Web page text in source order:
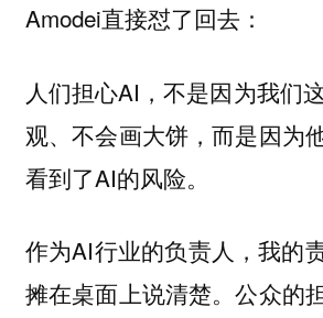
Amodei直接怼了回去：
人们担心AI，不是因为我们
观、不会画大饼，而是因为
看到了AI的风险。
作为AI行业的负责人，我的
摊在桌面上说清楚。公众的